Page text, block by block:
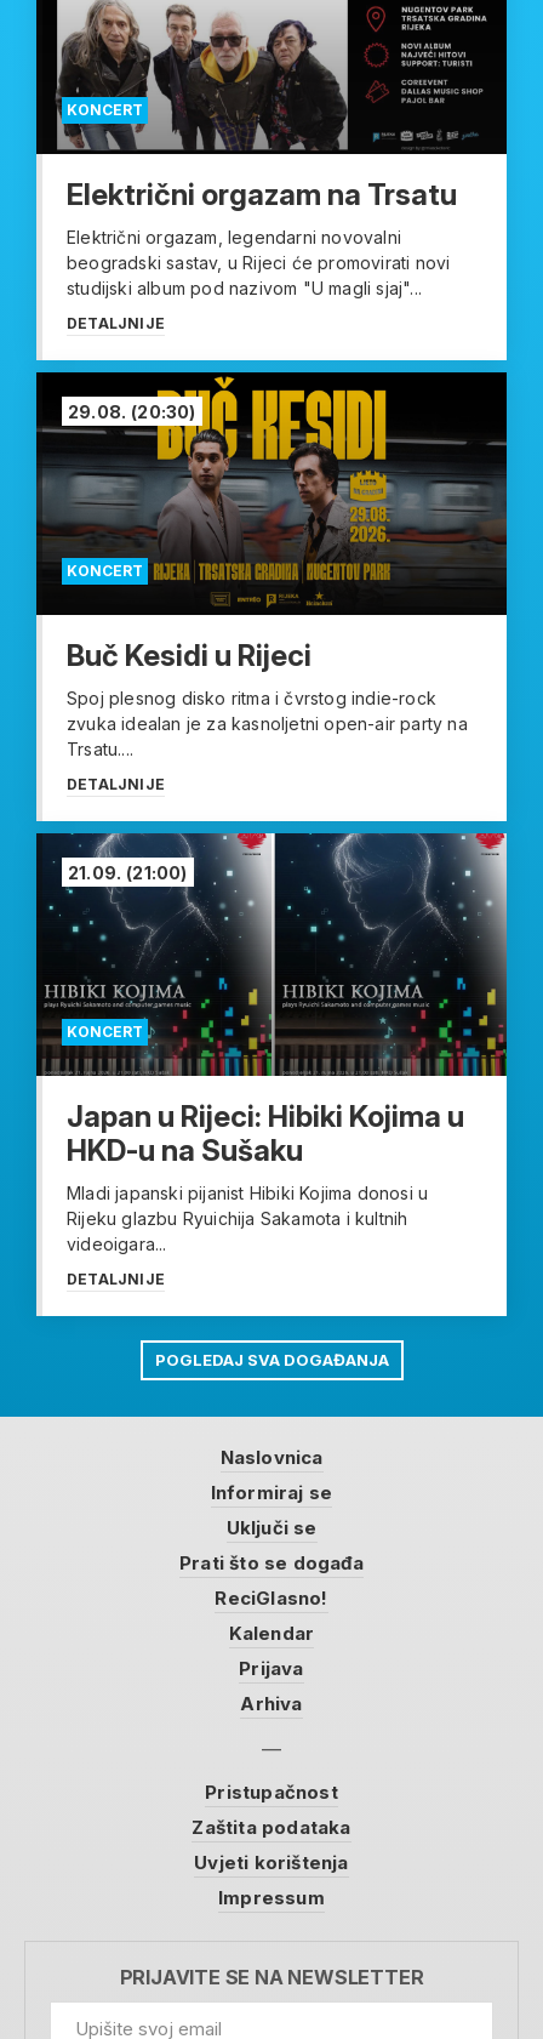
KONCERT
Električni orgazam na Trsatu
Električni orgazam, legendarni novovalni
beogradski sastav, u Rijeci će promovirati novi
studijski album pod nazivom "U magli sjaj"...
DETALJNIJE
KONCERT
29.08. (20:30)
Buč Kesidi u Rijeci
Spoj plesnog disko ritma i čvrstog indie-rock
zvuka idealan je za kasnoljetni open-air party na
Trsatu....
DETALJNIJE
KONCERT
21.09. (21:00)
Japan u Rijeci: Hibiki Kojima u
HKD-u na Sušaku
Mladi japanski pijanist Hibiki Kojima donosi u
Rijeku glazbu Ryuichija Sakamota i kultnih
videoigara...
DETALJNIJE
POGLEDAJ SVA DOGAĐANJA
Naslovnica
Informiraj se
Uključi se
Prati što se događa
ReciGlasno!
Kalendar
Prijava
Arhiva
Pristupačnost
Zaštita podataka
Uvjeti korištenja
Impressum
PRIJAVITE SE NA NEWSLETTER